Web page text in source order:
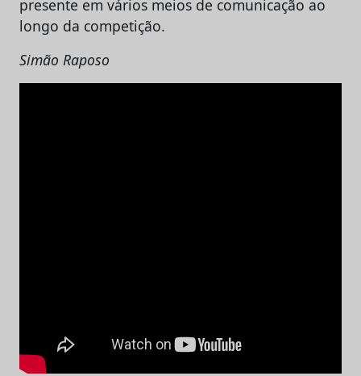
presente em vários meios de comunicação ao
longo da competição.
Simão Raposo